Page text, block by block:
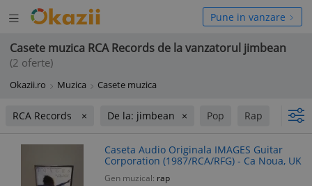
Deschide
meniul
Pune in vanzare
Casete muzica RCA Records de la vanzatorul jimbean
(2 oferte)
Okazii.ro Muzica Casete muzica
RCA Records De la: jimbean Pop Rap
Caseta Audio Originala IMAGES Guitar
Corporation (1987/RCA/RFG) - Ca Noua, UK
Gen muzical: rap